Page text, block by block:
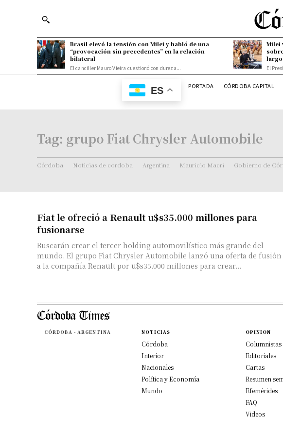
Brasil elevó la tensión con Milei y habló de una
“provocación sin precedentes” en la relación
bilateral
El canciller Mauro Vieira cuestionó con dureza...
Milei
El
ES PORTADA CÓRDOBA CAPITAL
Tag: grupo Fiat Chrysler Automobile
Córdoba Noticias de cordoba Argentina Mauricio Macri Gobierno de
Fiat le ofreció a Renault u$s35.000 millones para
fusionarse
Buscarán crear el tercer holding automovilístico más grande del
mundo. El grupo Fiat Chrysler Automobile lanzó una oferta de fusión
a la compañía Renault por u$s35.000 millones para crear...
CÓRDOBA - ARGENTINA NOTICIAS
Córdoba
Interior
Nacionales
Política y Economía
Mundo
OPINION
Columnistas
Editoriales
Cartas
Resumen
Efemérides
FAQ
Videos